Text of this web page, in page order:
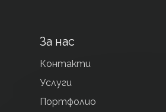
За нас
Контакти
Услуги
Портфолио